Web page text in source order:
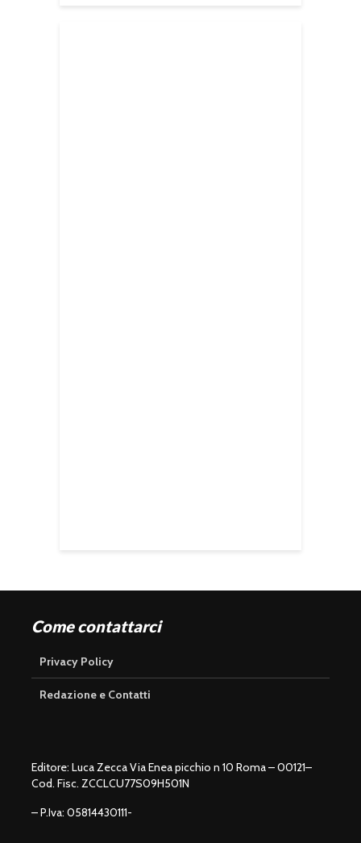
Come contattarci
Privacy Policy
Redazione e Contatti
Editore: Luca Zecca Via Enea picchio n 10 Roma – 00121–
Cod. Fisc. ZCCLCU77S09H501N
– P.Iva: 05814430111-